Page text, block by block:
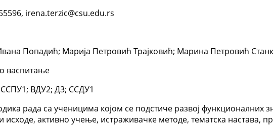
irena.terzic@csu.edu.rs
Попадић; Марија Петровић Трајковић; Марина Петровић
васпитање
ВДУ2; Д3; ССДУ1
рада са ученицима којом се подстиче развој функционалних
исходе, активно учење, истраживачке методе, тематска настава,